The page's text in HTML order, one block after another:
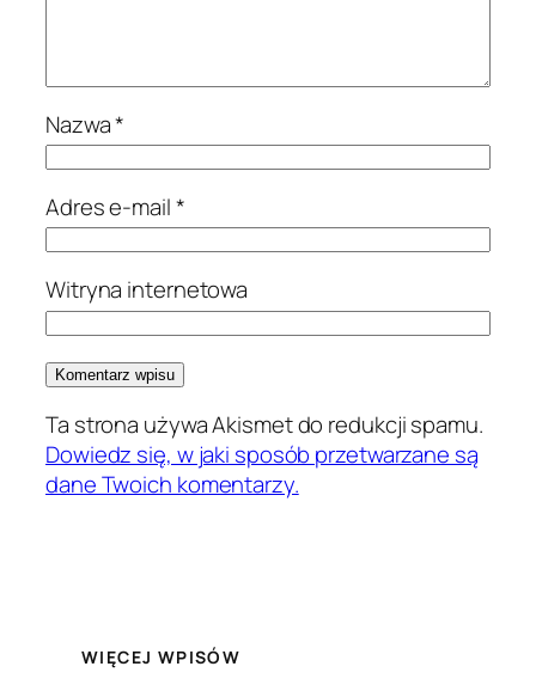
Nazwa*
Adres e-mail*
Witryna internetowa
Ta strona używa Akismet do redukcji spamu.
Dowiedz się, w jaki sposób przetwarzane są
dane Twoich komentarzy.
WIĘCEJ WPISÓW